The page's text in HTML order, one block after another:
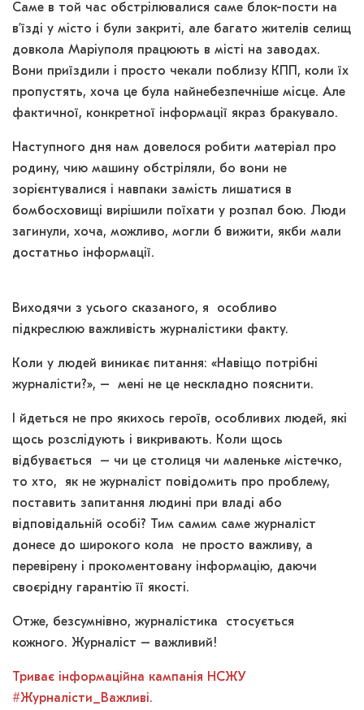
Саме в той час обстрілювалися саме блок-пости на
в’їзді у місто і були закриті, але багато жителів селищ
довкола Маріуполя працюють в місті на заводах.
Вони приїздили і просто чекали поблизу КПП, коли їх
пропустять, хоча це була найнебезпечніше місце. Але
фактичної, конкретної інформації якраз бракувало.
Наступного дня нам довелося робити матеріал про
родину, чию машину обстріляли, бо вони не
зорієнтувалися і навпаки замість лишатися в
бомбосховищі вирішили поїхати у розпал бою. Люди
загинули, хоча, можливо, могли б вижити, якби мали
достатньо інформації.
Виходячи з усього сказаного, я особливо
підкреслюю важливість журналістики факту.
Коли у людей виникає питання: «Навіщо потрібні
журналісти?», – мені не це нескладно пояснити.
І йдеться не про якихось героїв, особливих людей, які
щось розслідують і викривають. Коли щось
відбувається – чи це столиця чи маленьке містечко,
то хто, як не журналіст повідомить про проблему,
поставить запитання людині при владі або
відповідальній особі? Тим самим саме журналіст
донесе до широкого кола не просто важливу, а
перевірену і прокоментовану інформацію, даючи
своєрідну гарантію її якості.
Отже, безсумнівно, журналістика стосується
кожного. Журналіст – важливий!
Триває інформаційна кампанія НСЖУ
#Журналісти_Важливі.